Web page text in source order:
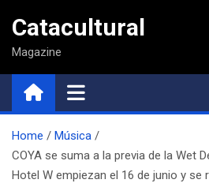
contenido
Catacultural
Magazine
Home
Música
COYA se suma a la previa de la Wet
Hotel W empiezan el 16 de junio y se